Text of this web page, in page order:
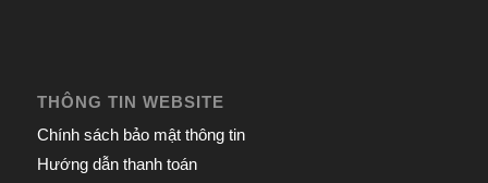
THÔNG TIN WEBSITE
Chính sách bảo mật thông tin
Hướng dẫn thanh toán